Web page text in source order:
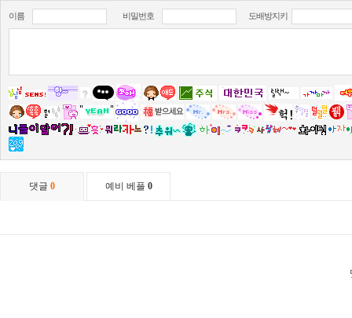
이름 비밀번호 도배방지키
댓글 0 예비 베플 0